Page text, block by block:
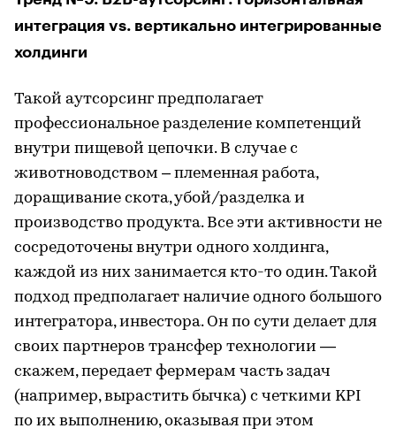
интеграция vs. вертикально интегрированные
холдинги
Такой аутсорсинг предполагает
профессиональное разделение компетенций
внутри пищевой цепочки. В случае с
животноводством – племенная работа,
доращивание скота, убой/разделка и
производство продукта. Все эти активности не
сосредоточены внутри одного холдинга,
каждой из них занимается кто-то один. Такой
подход предполагает наличие одного большого
интегратора, инвестора. Он по сути делает для
своих партнеров трансфер технологии —
скажем, передает фермерам часть задач
(например, вырастить бычка) с четкими KPI
по их выполнению, оказывая при этом